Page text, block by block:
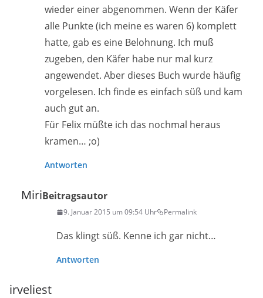
wieder einer abgenommen. Wenn der Käfer
alle Punkte (ich meine es waren 6) komplett
hatte, gab es eine Belohnung. Ich muß
zugeben, den Käfer habe nur mal kurz
angewendet. Aber dieses Buch wurde häufig
vorgelesen. Ich finde es einfach süß und kam
auch gut an.
Für Felix müßte ich das nochmal heraus
kramen… ;o)
Antworten
MiriBeitragsautor
9. Januar 2015 um 09:54 Uhr Permalink
Das klingt süß. Kenne ich gar nicht…
Antworten
irveliest